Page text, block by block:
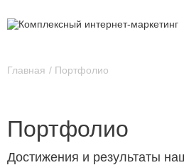
Главная Портфолио
Портфолио
Достижения и результаты